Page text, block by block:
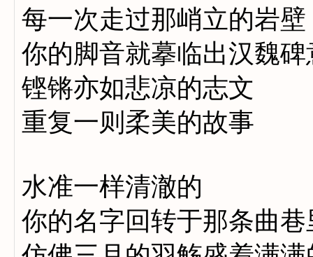
每一次走过那峭立的岩壁
你的脚音就摹临出汉魏碑
铿锵亦如悲凉的志文
重复一则柔美的故事
水准一样清澈的
你的名字回转于那条曲巷